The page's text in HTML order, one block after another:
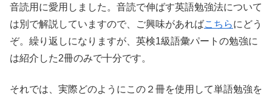
音読用に愛用しました。音読で伸ばす英語勉強法について
は別で解説していますので、ご興味があればこちらにどう
ぞ。繰り返しになりますが、英検1級語彙パートの勉強に
は紹介した2冊のみで十分です。
それでは、実際どのようにこの２冊を使用して単語勉強を